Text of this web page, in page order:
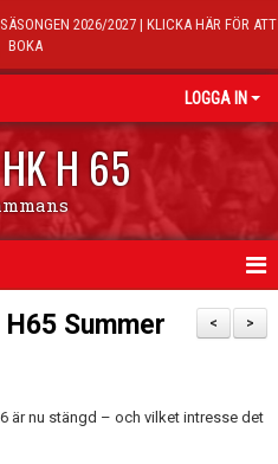
2026/2027 | KLICKA HÄR FÖR ATT
BOKA
LOGGA IN
H 65
>
<
Summer
är nu stängd – och vilket intresse det